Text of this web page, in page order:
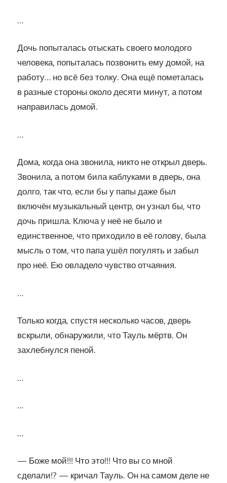
…
Дочь попыталась отыскать своего молодого
человека, попыталась позвонить ему домой, на
работу… но всё без толку. Она ещё пометалась
в разные стороны около десяти минут, а потом
направилась домой.
…
Дома, когда она звонила, никто не открыл дверь.
Звонила, а потом била каблуками в дверь, она
долго, так что, если бы у папы даже был
включён музыкальный центр, он узнал бы, что
дочь пришла. Ключа у неё не было и
единственное, что приходило в её голову, была
мысль о том, что папа ушёл погулять и забыл
про неё. Ею овладело чувство отчаяния.
…
Только когда, спустя несколько часов, дверь
вскрыли, обнаружили, что Тауль мёртв. Он
захлебнулся пеной.
…
…
…
— Боже мой!!! Что это!!! Что вы со мной
сделали!? — кричал Тауль. Он на самом деле не